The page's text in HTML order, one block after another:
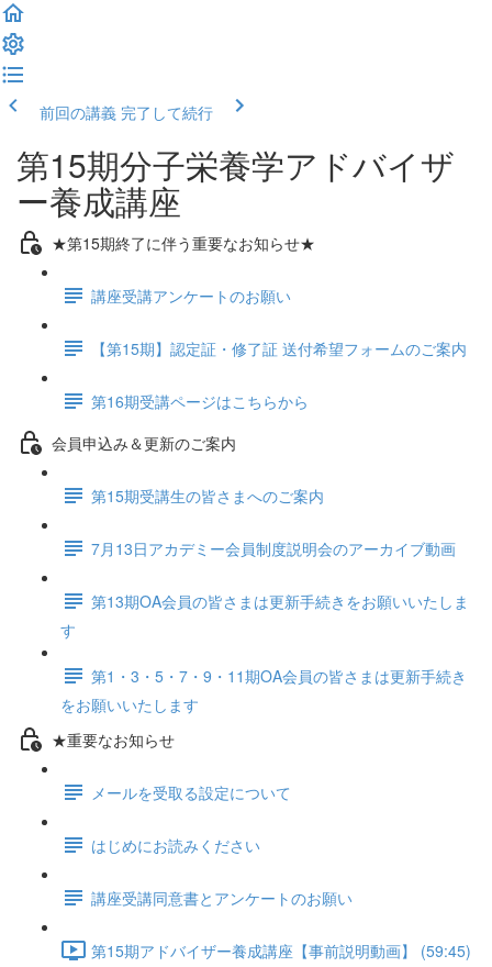
前回の講義 完了して続行
第15期分子栄養学アドバイザ
ー養成講座
★第15期終了に伴う重要なお知らせ★
講座受講アンケートのお願い
【第15期】認定証・修了証 送付希望フォームのご案内
第16期受講ページはこちらから
会員申込み＆更新のご案内
第15期受講生の皆さまへのご案内
7月13日アカデミー会員制度説明会のアーカイブ動画
第13期OA会員の皆さまは更新手続きをお願いいたしま
す
第1・3・5・7・9・11期OA会員の皆さまは更新手続き
をお願いいたします
★重要なお知らせ
メールを受取る設定について
はじめにお読みください
講座受講同意書とアンケートのお願い
第15期アドバイザー養成講座【事前説明動画】 (59:45)